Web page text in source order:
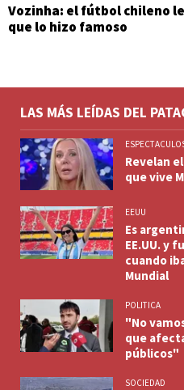
Vozinha: el fútbol chileno
que lo hizo famoso
LAS MÁS LEÍDAS DEL
Revelan
que vive
EEUU
Es
EE.UU. y
cuando
Mundial
POLITICA
"No
que
públicos"
SOCIEDAD